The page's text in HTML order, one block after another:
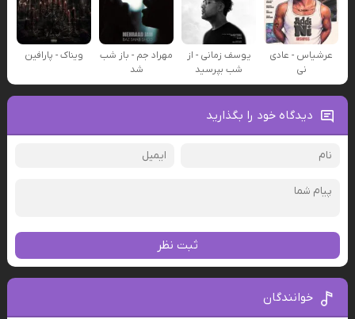
عرشیاس - عادی
نی
یوسف زمانی - از
شب بپرسید
مهراد جم - باز شب
شد
ویناک - پارافین
دیدگاه خود را بگذارید
ثبت نظر
خوانندگان